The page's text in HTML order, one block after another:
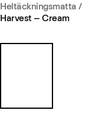
Heltäckningsmatta /
Harvest – Cream